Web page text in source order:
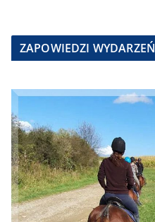
ZAPOWIEDZI WYDARZEŃ